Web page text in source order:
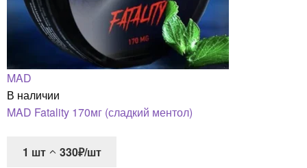
MAD
В наличии
MAD Fatality 170мг (сладкий ментол)
1 шт
330₽/шт